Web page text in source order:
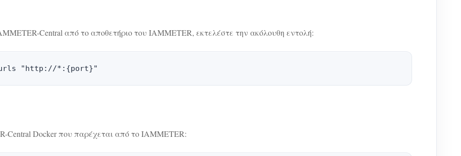
Central από το αποθετήριο του IAMMETER, εκτελέστε την ακόλουθη εντολή:
--urls "http://*:{port}"
Central Docker που παρέχεται από το IAMMETER: